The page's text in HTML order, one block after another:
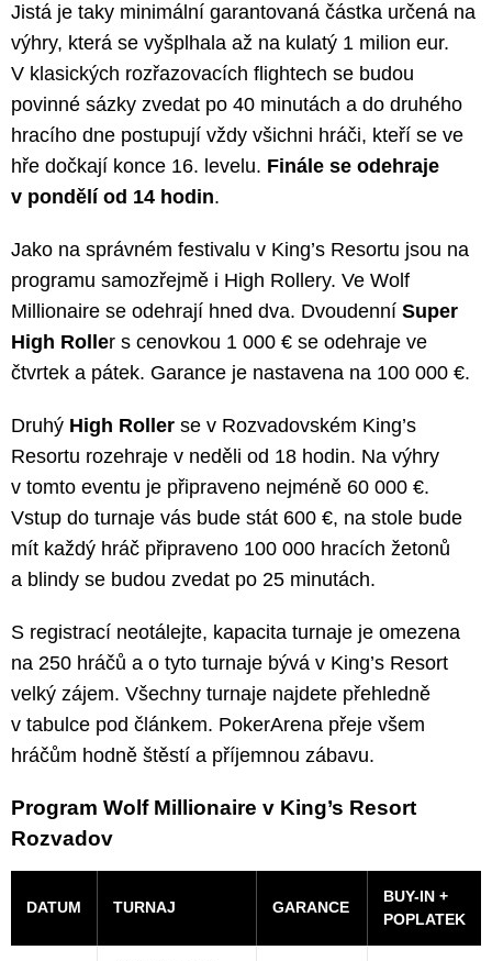
Jistá je taky minimální garantovaná částka určená na
výhry, která se vyšplhala až na kulatý 1 milion eur.
V klasických rozřazovacích flightech se budou
povinné sázky zvedat po 40 minutách a do druhého
hracího dne postupují vždy všichni hráči, kteří se ve
hře dočkají konce 16. levelu. Finále se odehraje
v pondělí od 14 hodin.
Jako na správném festivalu v King’s Resortu jsou na
programu samozřejmě i High Rollery. Ve Wolf
Millionaire se odehrají hned dva. Dvoudenní Super
High Roller s cenovkou 1 000 € se odehraje ve
čtvrtek a pátek. Garance je nastavena na 100 000 €.
Druhý High Roller se v Rozvadovském King’s
Resortu rozehraje v neděli od 18 hodin. Na výhry
v tomto eventu je připraveno nejméně 60 000 €.
Vstup do turnaje vás bude stát 600 €, na stole bude
mít každý hráč připraveno 100 000 hracích žetonů
a blindy se budou zvedat po 25 minutách.
S registrací neotálejte, kapacita turnaje je omezena
na 250 hráčů a o tyto turnaje bývá v King’s Resort
velký zájem. Všechny turnaje najdete přehledně
v tabulce pod článkem. PokerArena přeje všem
hráčům hodně štěstí a příjemnou zábavu.
Program Wolf Millionaire v King’s Resort
Rozvadov
DATUM TURNAJ GARANCE
BUY-IN +
POPLATEK